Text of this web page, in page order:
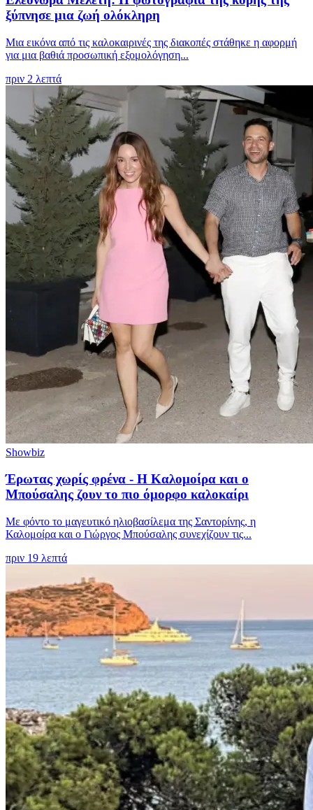
ξύπνησε μια ζωή ολόκληρη
Μια εικόνα από τις καλοκαιρινές της διακοπές στάθηκε η αφορμή
για μια βαθιά προσωπική εξομολόγηση...
πριν 2 λεπτά
Showbiz
Έρωτας χωρίς φρένα - Η Καλομοίρα και ο
Μπούσαλης ζουν το πιο όμορφο καλοκαίρι
Με φόντο το μαγευτικό ηλιοβασίλεμα της Σαντορίνης, η
Καλομοίρα και ο Γιώργος Μπούσαλης συνεχίζουν τις...
πριν 19 λεπτά